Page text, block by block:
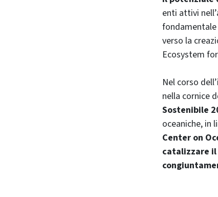
enti attivi
fondamentale
verso la
Ecosystem
Nel corso
nella cornice
Sostenibile
oceaniche, in
Center on
catalizzare